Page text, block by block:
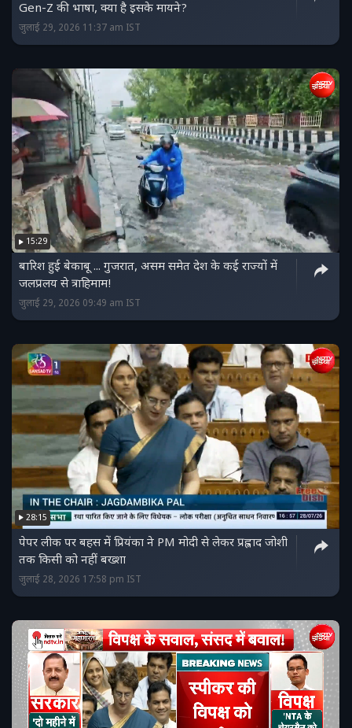
Gen-Z की भाषा, क्या है इसके मायने?
जुलाई 29, 2026 11:37 am IST
15:29
बारिश हुई बेकाबू ... गुजरात, असम समेत देश के कई राज्यों में
जलप्रलय से त्राहिमाम!
जुलाई 29, 2026 09:49 am IST
28:15
पेपर लीक पर बहस में प्रियंका ने PM मोदी से लेकर प्रह्लाद जोशी
तक किसी को नहीं बख्‍शा
जुलाई 28, 2026 17:58 pm IST